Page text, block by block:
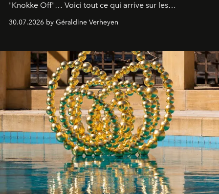
"Knokke Off"… Voici tout ce qui arrive sur les
plateformes de streaming en août 2026.
30.07.2026 by Géraldine Verheyen